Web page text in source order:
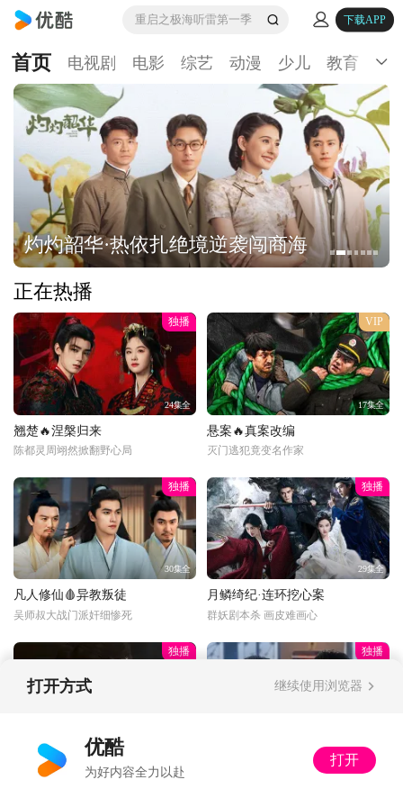
重启之极海听雷第一季 下载APP
首页 电视剧 电影 综艺 动漫 少儿 教育 生
灼灼韶华·热依扎绝境逆袭闯商海
正在热播
独播
24集全
翘楚🔥涅槃归来
陈都灵周翊然掀翻野心局
VIP
17集全
悬案🔥真案改编
灭门逃犯竟变名作家
独播
30集全
凡人修仙🩸异教叛徒
吴师叔大战门派奸细惨死
独播
29集全
月鳞绮纪·连环挖心案
群妖剧本杀 画皮难画心
独播
光阴之外🔪说到做到
杀鱼！人鱼王子尸骨无存
独播
以法之名🔍突击审讯
打开方式 继续使用浏览器
优酷
为好内容全力以赴
打开